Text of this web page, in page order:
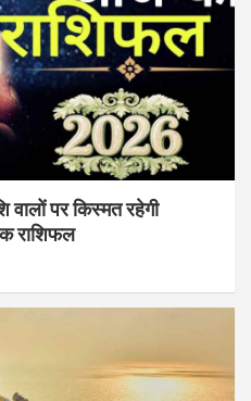
पर किस्मत रहेगी
राशिफल